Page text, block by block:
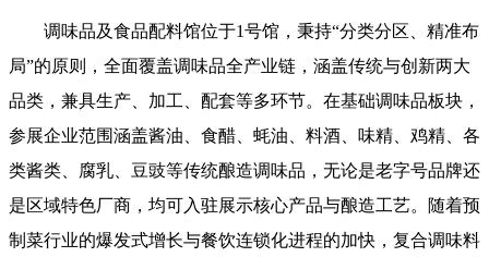
调味品及食品配料馆位于1号馆，秉持“分类分区、精准布
局”的原则，全面覆盖调味品全产业链，涵盖传统与创新两大
品类，兼具生产、加工、配套等多环节。在基础调味品板块，
参展企业范围涵盖酱油、食醋、蚝油、料酒、味精、鸡精、各
类酱类、腐乳、豆豉等传统酿造调味品，无论是老字号品牌还
是区域特色厂商，均可入驻展示核心产品与酿造工艺。随着预
制菜行业的爆发式增长与餐饮连锁化进程的加快，复合调味料